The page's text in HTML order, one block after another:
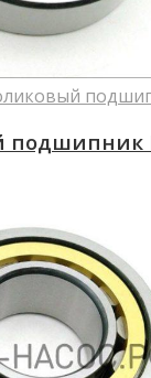
подшипник